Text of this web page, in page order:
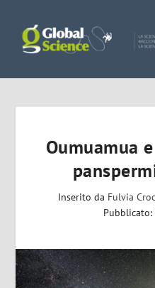
Oumuamua
Inserito da Fulvia
Pubblicato: